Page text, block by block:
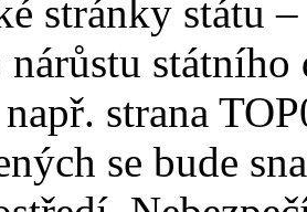
stránky státu
nárůstu
strana
se bude